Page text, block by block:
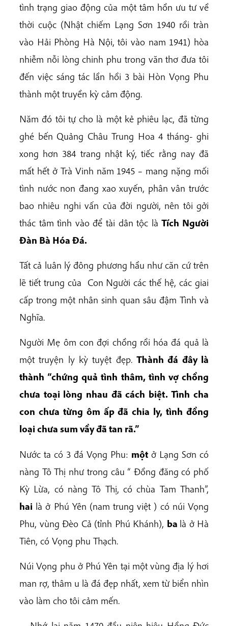
tình trạng giao động của một tâm hồn ưu tư về
thời cuộc (Nhật chiếm Lạng Sơn 1940 rồi tràn
vào Hải Phòng Hà Nội, tôi vào nam 1941) hòa
nhiễm nỗi lòng chinh phu trong văn thơ đưa tôi
đến việc sáng tác lần hồi 3 bài Hòn Vọng Phu
thành một truyền kỳ cảm động.
Năm đó tôi tự cho là một kẻ phiêu lạc, đã từng
ghé bến Quảng Châu Trung Hoa 4 tháng- ghi
xong hơn 384 trang nhật ký, tiếc rằng nay đã
mất hết ở Trà Vinh năm 1945 – mang nặng mối
tình nước non đang xao xuyến, phân vân trước
bao nhiêu nghi vấn của đời người, nên tôi gởi
thác tâm tình vào để tài dân tộc làTích Người
Đàn Bà Hóa Đá.
Tất cả luân lý đông phương hầu như căn cứ trên
lẽ tiết trung của Con Người các thế hệ, các giai
cấp trong một nhân sinh quan sâu đậm Tình và
Nghĩa.
Người Mẹ ôm con đợi chồng rồi hóa đá quả là
một truyện ly kỳ tuyệt đẹp. Thành đá đây là
thành “chứng quả tình thâm, tình vợ chồng
chưa toại lòng nhau đã cách biệt. Tình cha
con chưa từng ôm ấp đã chia ly, tình đồng
loại chưa sum vầy đã tan rã.”
Nước ta có 3 đá Vọng Phu: một ở Lạng Sơn có
nàng Tô Thị như trong câu “ Đồng đăng có phố
Kỳ Lừa, có nàng Tô Thị, có chùa Tam Thanh”,
hai là ở Phú Yên (nam trung việt ) có núi Vọng
Phu, vùng Đèo Cả (tỉnh Phú Khánh), ba là ở Hà
Tiên, có Vọng phu Thạch.
Núi Vọng phu ở Phú Yên tại một vùng địa lý hơi
man rợ, thâm u là đá đẹp nhất, xem từ biển nhìn
vào làm cho tôi cảm mến.